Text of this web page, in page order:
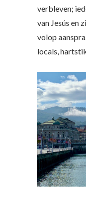
verbleven;
van Jesús en
volop
locals,